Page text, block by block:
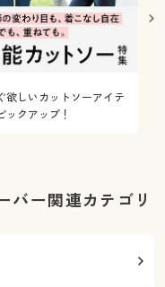
欲しいカットソーアイテ
ックアップ！
バー関連カテゴリ